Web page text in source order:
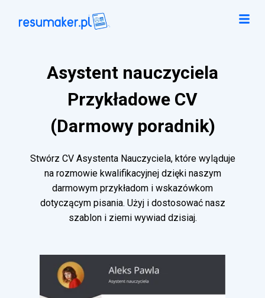
Asystent nauczyciela
Przykładowe CV
(Darmowy poradnik)
Stwórz CV Asystenta Nauczyciela, które wyląduje
na rozmowie kwalifikacyjnej dzięki naszym
darmowym przykładom i wskazówkom
dotyczącym pisania. Użyj i dostosować nasz
szablon i ziemi wywiad dzisiaj.